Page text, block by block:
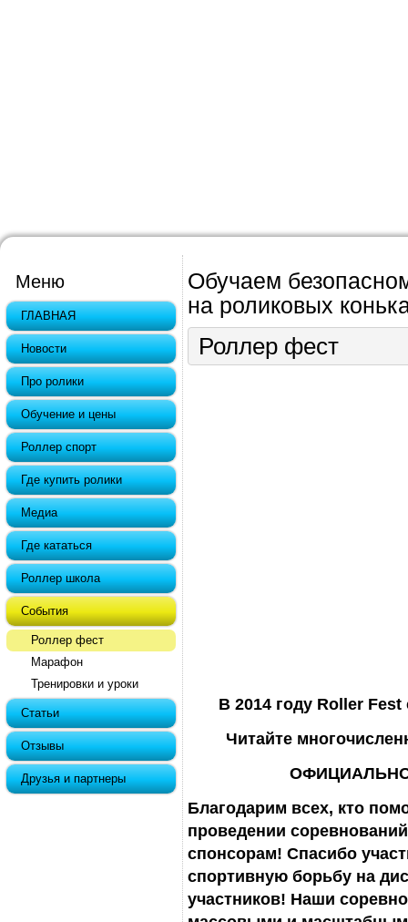
Меню
ГЛАВНАЯ
Новости
Про ролики
Обучение и цены
Роллер спорт
Где купить ролики
Медиа
Где кататься
Роллер школа
События
Роллер фест
Марафон
Тренировки и уроки
Статьи
Отзывы
Друзья и партнеры
Обучаем
на роликовых
Роллер фест
В 2014 году Roller
Читайте
Благодарим всех, кто
проведении
спонсорам! Спасибо
спортивную борьбу на
участников! Наши